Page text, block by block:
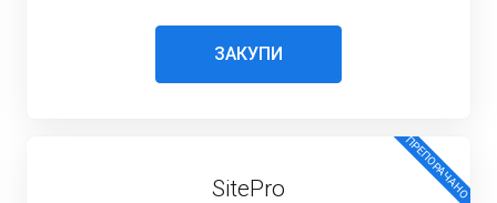
ЗАКУПИ
ПРЕПОРАЧАНО
SitePro